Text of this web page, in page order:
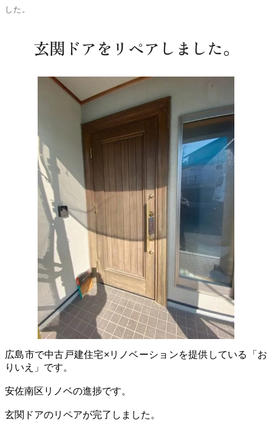
した。
玄関ドアをリペアしました。
広島市で中古戸建住宅×リノベーションを提供している「お
りいえ」です。
安佐南区リノベの進捗です。
玄関ドアのリペアが完了しました。